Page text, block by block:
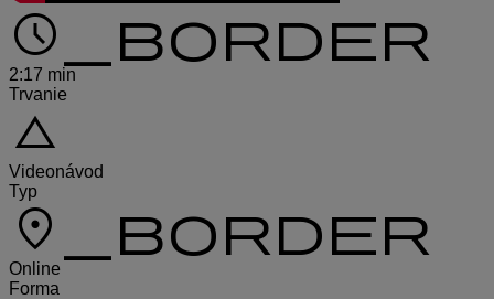
schedule_border
2:17 min
Trvanie
change_history
Videonávod
Typ
location_on_border
Online
Forma